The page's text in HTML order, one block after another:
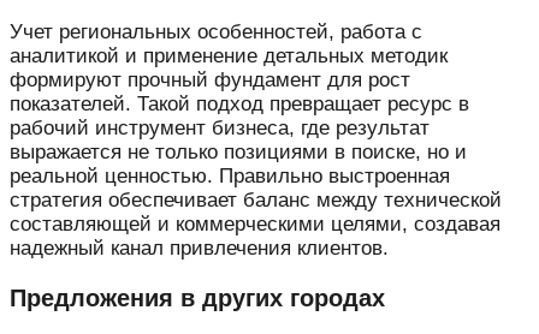
Учет региональных особенностей, работа с
аналитикой и применение детальных методик
формируют прочный фундамент для рост
показателей. Такой подход превращает ресурс в
рабочий инструмент бизнеса, где результат
выражается не только позициями в поиске, но и
реальной ценностью. Правильно выстроенная
стратегия обеспечивает баланс между технической
составляющей и коммерческими целями, создавая
надежный канал привлечения клиентов.
Предложения в других городах